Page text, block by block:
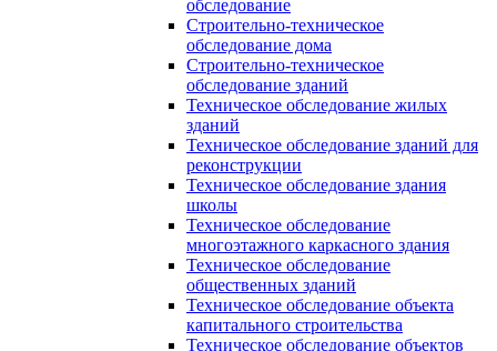
обследование
Строительно-техническое
обследование дома
Строительно-техническое
обследование зданий
Техническое обследование жилых
зданий
Техническое обследование зданий для
реконструкции
Техническое обследование здания
школы
Техническое обследование
многоэтажного каркасного здания
Техническое обследование
общественных зданий
Техническое обследование объекта
капитального строительства
Техническое обследование объектов